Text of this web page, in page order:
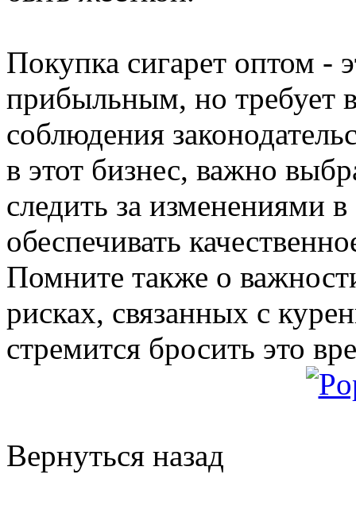
Покупка сигарет оптом -
прибыльным, но требует
соблюдения
в этот бизнес, важно
следить за изменениями в
обеспечивать
Помните также о
рисках, связанных с
стремится бросить это
Вернуться назад